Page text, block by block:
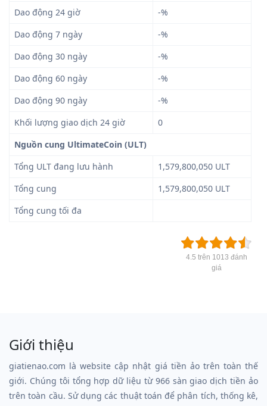
Dao động 24 giờ
-%
Dao động 7 ngày
-%
Dao động 30 ngày
-%
Dao động 60 ngày
-%
Dao động 90 ngày
-%
Khối lượng giao dịch 24 giờ
0
Nguồn cung UltimateCoin (ULT)
Tổng ULT đang lưu hành
1,579,800,050 ULT
Tổng cung
1,579,800,050 ULT
Tổng cung tối đa
4.5 trên 1013 đánh
giá
Giới thiệu
giatienao.com là website cập nhật giá tiền ảo trên toàn thế
giới. Chúng tôi tổng hợp dữ liệu từ 966 sàn giao dịch tiền ảo
trên toàn cầu. Sử dụng các thuật toán để phân tích, thống kê,